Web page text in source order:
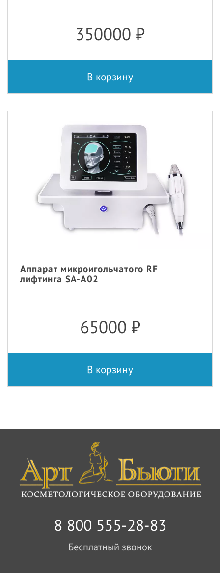
350000 ₽
В корзину
Аппарат микроигольчатого RF
лифтинга SA-A02
65000 ₽
В корзину
8 800 555-28-83
Бесплатный звонок